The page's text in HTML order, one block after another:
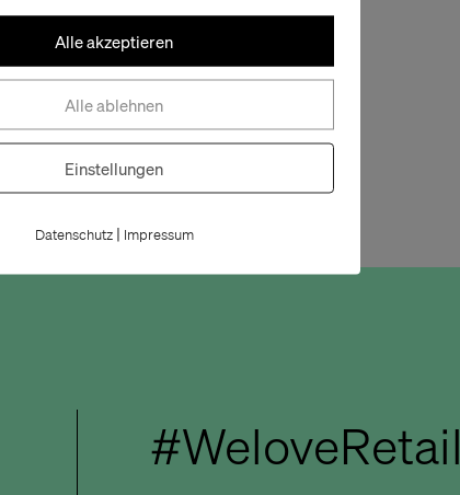
#WeloveRetail
Alle akzeptieren
Alle ablehnen
Einstellungen
Datenschutz| Impressum